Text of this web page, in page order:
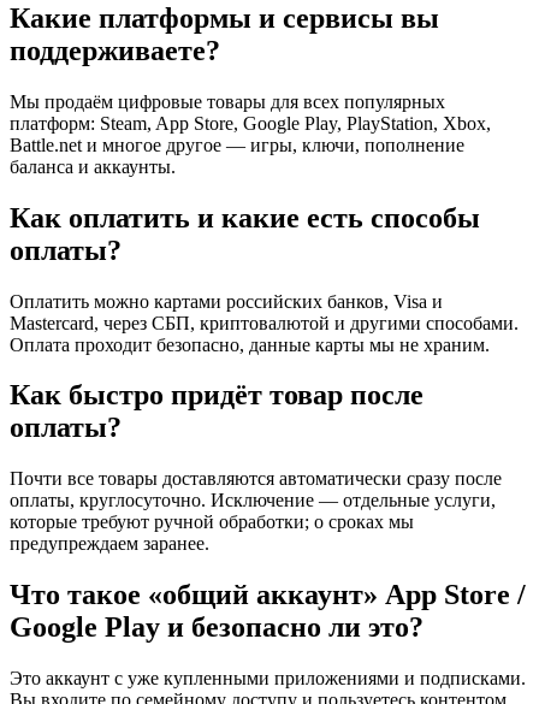
Какие платформы и сервисы вы
поддерживаете?
Мы продаём цифровые товары для всех популярных
платформ: Steam, App Store, Google Play, PlayStation, Xbox,
Battle.net и многое другое — игры, ключи, пополнение
баланса и аккаунты.
Как оплатить и какие есть способы
оплаты?
Оплатить можно картами российских банков, Visa и
Mastercard, через СБП, криптовалютой и другими способами.
Оплата проходит безопасно, данные карты мы не храним.
Как быстро придёт товар после
оплаты?
Почти все товары доставляются автоматически сразу после
оплаты, круглосуточно. Исключение — отдельные услуги,
которые требуют ручной обработки; о сроках мы
предупреждаем заранее.
Что такое «общий аккаунт» App Store /
Google Play и безопасно ли это?
Это аккаунт с уже купленными приложениями и подписками.